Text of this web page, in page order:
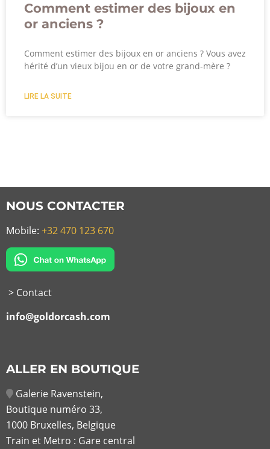
Comment estimer des bijoux en
or anciens ?
Comment estimer des bijoux en or anciens ? Vous avez
hérité d’un vieux bijou en or de votre grand-mère ?
LIRE LA SUITE
NOUS CONTACTER
Mobile: +32 470 123 670
> Contact
info@goldorcash.com
ALLER EN BOUTIQUE
Galerie Ravenstein,
Boutique numéro 33,
1000 Bruxelles, Belgique
Train et Metro : Gare central